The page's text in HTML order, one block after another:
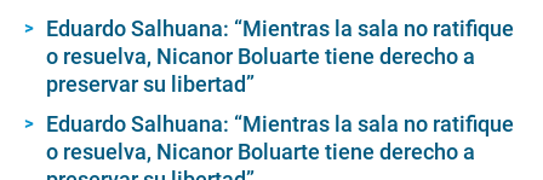
Eduardo Salhuana: “Mientras la sala no ratifique
o resuelva, Nicanor Boluarte tiene derecho a
preservar su libertad”
Eduardo Salhuana: “Mientras la sala no ratifique
o resuelva, Nicanor Boluarte tiene derecho a